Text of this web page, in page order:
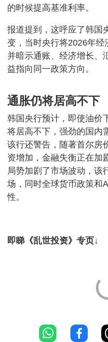
的时候提高基准利率。
报道提到，这呼应了韩国
变，当时央行将2026年经
并暗示通账、经济增长、
益指向同一政策方向。
通胀仍将居高不下
韩国央行预计，即使油价
将居高不下，强劲的国内
该行还警告，随著首尔房
资增加，金融失衡正在加
局势加剧了市场波动，该
场，同时全球货币政策和
性。
即睇《乱世投资》专页↓